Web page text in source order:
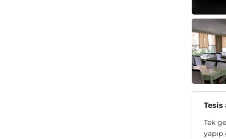
Tesis
Tek